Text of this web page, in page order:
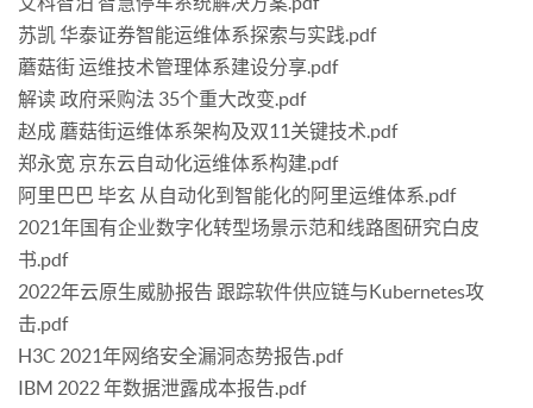
苏凯 华泰证券智能运维体系探索与实践.pdf
蘑菇街 运维技术管理体系建设分享.pdf
解读 政府采购法 35个重大改变.pdf
赵成 蘑菇街运维体系架构及双11关键技术.pdf
郑永宽 京东云自动化运维体系构建.pdf
阿里巴巴 毕玄 从自动化到智能化的阿里运维体系.pdf
2021年国有企业数字化转型场景示范和线路图研究白皮
书.pdf
2022年云原生威胁报告 跟踪软件供应链与Kubernetes攻
击.pdf
H3C 2021年网络安全漏洞态势报告.pdf
IBM 2022 年数据泄露成本报告.pdf